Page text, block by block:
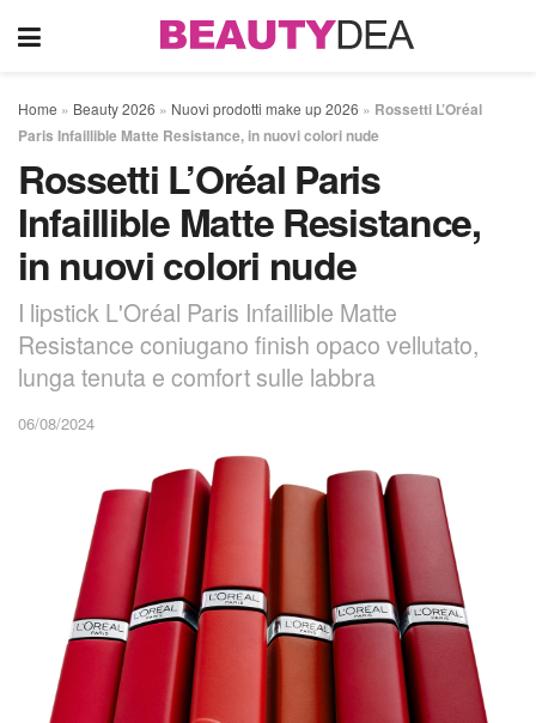
Home » Beauty 2026 » Nuovi prodotti make up 2026 » Rossetti L’Oréal
Paris Infaillible Matte Resistance, in nuovi colori nude
Rossetti L’Oréal Paris
Infaillible Matte Resistance,
in nuovi colori nude
I lipstick L'Oréal Paris Infaillible Matte
Resistance coniugano finish opaco vellutato,
lunga tenuta e comfort sulle labbra
06/08/2024